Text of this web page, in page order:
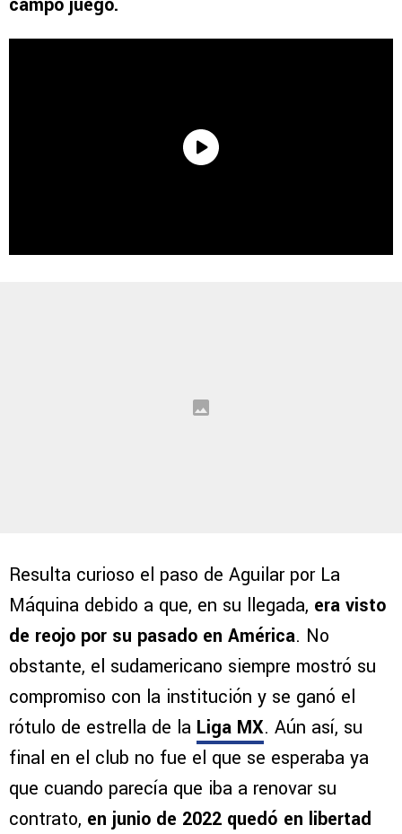
campo juego.
Resulta curioso el paso de Aguilar por La
Máquina debido a que, en su llegada, era visto
de reojo por su pasado en América. No
obstante, el sudamericano siempre mostró su
compromiso con la institución y se ganó el
rótulo de estrella de la Liga MX. Aún así, su
final en el club no fue el que se esperaba ya
que cuando parecía que iba a renovar su
contrato, en junio de 2022 quedó en libertad